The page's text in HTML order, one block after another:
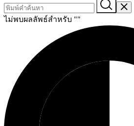
ไม่พบผลลัพธ์สำหรับ ""